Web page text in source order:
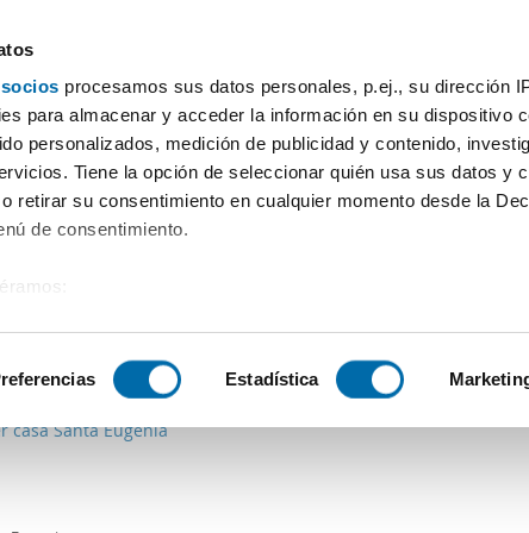
procesamos sus datos personales, p.ej., su dirección
para almacenar y acceder la información en su dispositivo
personalizados, medición de publicidad y contenido,
Tiene la opción de seleccionar quién usa sus datos y
retirar su consentimiento en cualquier momento desde la
de consentimiento.
analizándolo activamente para buscar características
cómo se procesan sus datos personales y establezca
Estadística
Zimmer Mehr Filter - 1
2 3 Badezimmer
casa Santa Eugenia